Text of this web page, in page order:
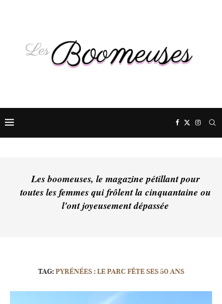
Les boomeuses, le magazine pétillant pour
toutes les femmes qui frôlent la cinquantaine ou
l'ont joyeusement dépassée
TAG:PYRÉNÉES : LE PARC FÊTE SES 50 ANS